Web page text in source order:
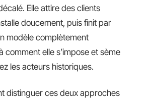
Elle attire des clients
doucement, puis finit par
modèle complètement
comment elle s’impose et sème
les acteurs historiques.
distinguer ces deux approches